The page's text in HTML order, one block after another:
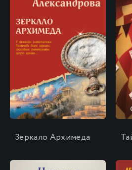
\
Зеркало Архимеда